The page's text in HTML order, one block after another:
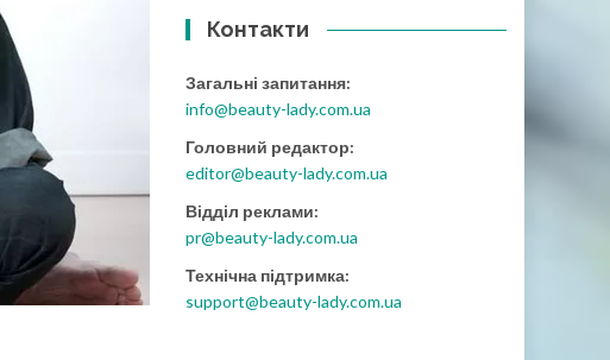
Контакти
Загальні запитання:
info@beauty-lady.com.ua
Головний редактор:
editor@beauty-lady.com.ua
Відділ реклами:
pr@beauty-lady.com.ua
Технічна підтримка:
support@beauty-lady.com.ua